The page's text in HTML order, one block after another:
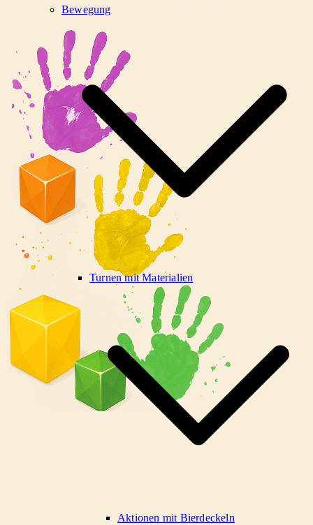
Bewegung
Turnen mit Materialien
Aktionen mit Bierdeckeln